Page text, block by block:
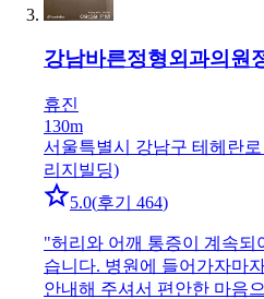
강남바른정형외과의원
휴진
130m
서울특별시 강남구 테헤란로
리지빌딩)
5.0(후기 464)
"허리와 어깨 통증이 계속되
습니다. 병원에 들어가자마
안내해 주셔서 편안한 마음